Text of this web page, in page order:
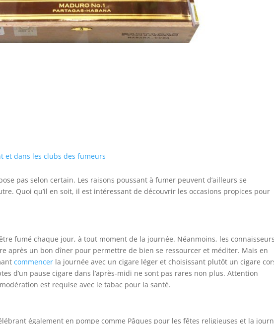
et dans les clubs des fumeurs
pas selon certain. Les raisons poussant à fumer peuvent d’ailleurs se
Quoi qu’il en soit, il est intéressant de découvrir les occasions propices pour
fumé chaque jour, à tout moment de la journée. Néanmoins, les connaisseurs
après un bon dîner pour permettre de bien se ressourcer et méditer. Mais en
commencer la journée avec un cigare léger et choisissant plutôt un cigare
d’un pause cigare dans l’après-midi ne sont pas rares non plus. Attention
est requise avec le tabac pour la santé.
également en pompe comme Pâques pour les fêtes religieuses et la